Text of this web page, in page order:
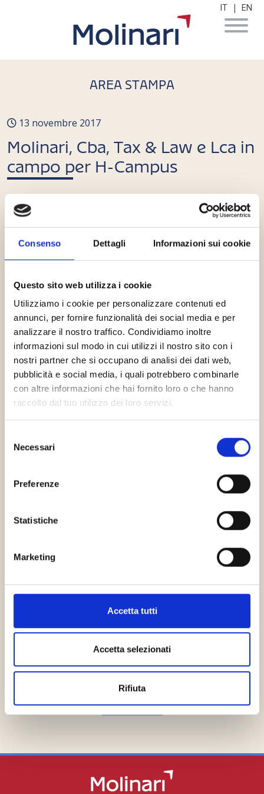
Consenso Dettagli Informazioni sui cookie
Questo sito web utilizza i cookie
Utilizziamo i cookie per personalizzare contenuti ed
annunci, per fornire funzionalità dei social media e per
analizzare il nostro traffico. Condividiamo inoltre
informazioni sul modo in cui utilizzi il nostro sito con i
nostri partner che si occupano di analisi dei dati web,
pubblicità e social media, i quali potrebbero combinarle
con altre informazioni che hai fornito loro o che hanno
raccolto dal tuo utilizzo dei loro servizi.
delNecessari
Preferenze
Statistiche
Marketing
Accetta tutti
Accetta selezionati
Rifiuta
IT | EN
AREA STAMPA
13 novembre 2017
Molinari, Cba, Tax & Law e Lca in
campo per H-Campus
Legalcommunity
INDIETRO